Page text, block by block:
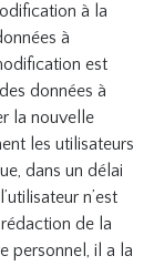
à la
à
est
données à
la nouvelle
les utilisateurs
dans un délai
n’est
de la
personnel, il a la